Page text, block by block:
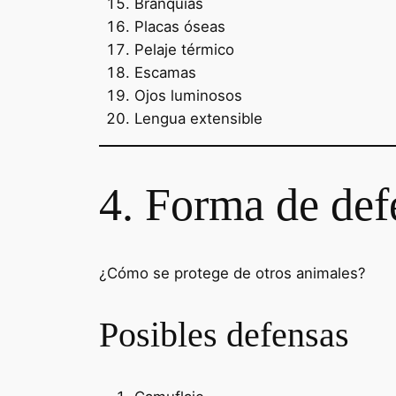
Placas óseas
Pelaje térmico
Escamas
Ojos luminosos
Lengua extensible
4. Forma de
¿Cómo se protege de otros animales?
Posibles defensas